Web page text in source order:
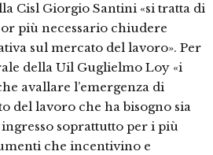
Cisl Giorgio Santini «si tratta di
più necessario chiudere
sul mercato del lavoro». Per
della Uil Guglielmo Loy «i
avallare l’emergenza di
del lavoro che ha bisogno sia
soprattutto per i più
che incentivino e